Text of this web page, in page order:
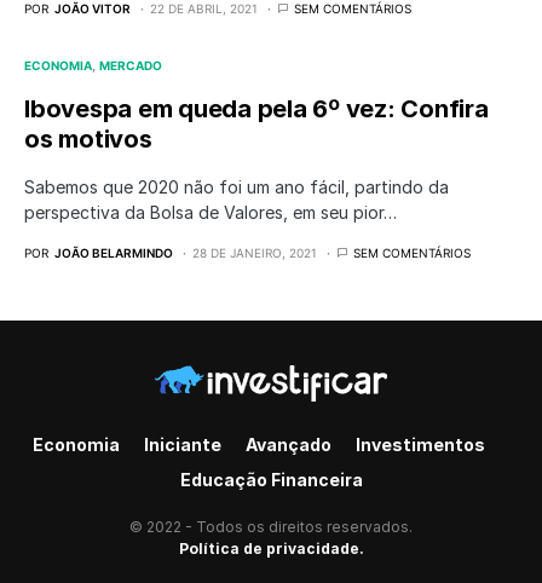
POR JOÃO VITOR 22 DE ABRIL, 2021 SEM COMENTÁRIOS
ECONOMIA MERCADO
Ibovespa em queda pela 6º vez: Confira
os motivos
Sabemos que 2020 não foi um ano fácil, partindo da
perspectiva da Bolsa de Valores, em seu pior…
POR JOÃO BELARMINDO 28 DE JANEIRO, 2021 SEM COMENTÁRIOS
Economia Iniciante Avançado
Investimentos
Educação Financeira
© 2022 - Todos os direitos reservados.
Política de privacidade.